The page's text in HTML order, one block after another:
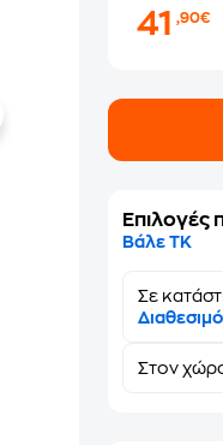
41,90€
Επιλογές
Βάλε ΤΚ
Σε
Στον